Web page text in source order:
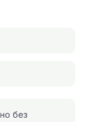
без